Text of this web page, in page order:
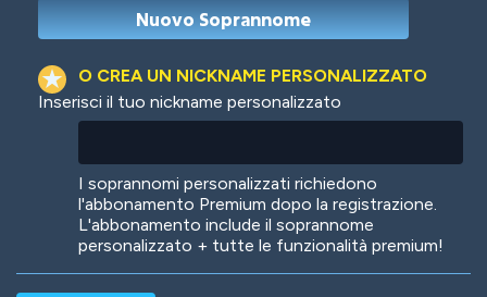
O CREA UN NICKNAME PERSONALIZZATO
Inserisci il tuo nickname personalizzato
I soprannomi personalizzati richiedono
l'abbonamento Premium dopo la registrazione.
L'abbonamento include il soprannome
personalizzato + tutte le funzionalità premium!